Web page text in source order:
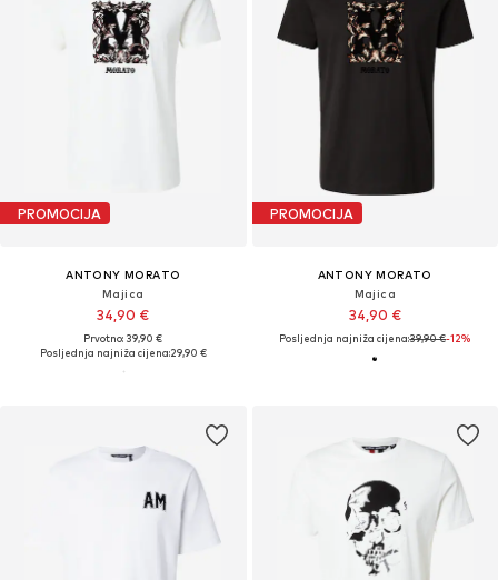
PROMOCIJA
ANTONY MORATO
Majica
34,90 €
Prvotno: 39,90 €
Posljednja najniža cijena:29,90 €
PROMOCIJA
ANTONY MORATO
Majica
34,90 €
Posljednja najniža cijena:39,90 €-12%